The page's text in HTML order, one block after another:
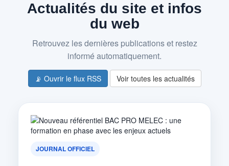
Actualités du site et infos
du web
Retrouvez les dernières publications et restez
informé automatiquement.
📡 Ouvrir le flux RSS Voir toutes les actualités
JOURNAL OFFICIEL